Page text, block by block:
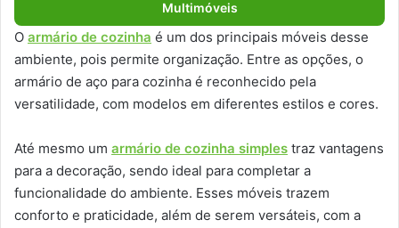
Multimóveis
O armário de cozinha é um dos principais móveis desse
ambiente, pois permite organização. Entre as opções, o
armário de aço para cozinha é reconhecido pela
versatilidade, com modelos em diferentes estilos e cores.
Até mesmo um armário de cozinha simples traz vantagens
para a decoração, sendo ideal para completar a
funcionalidade do ambiente. Esses móveis trazem
conforto e praticidade, além de serem versáteis, com a